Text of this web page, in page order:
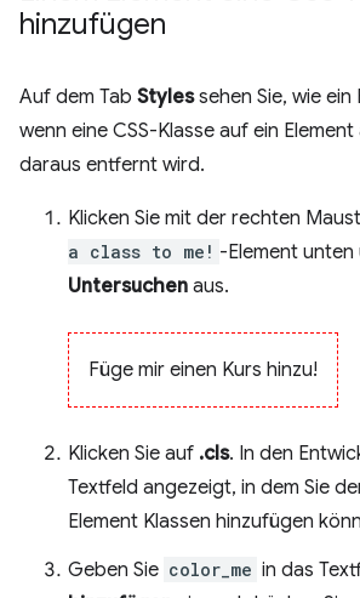
hinzufügen
Auf dem Tab Stylessehen Sie, wie ein
wenn eine CSS-Klasse auf ein
daraus entfernt wird.
Klicken Sie mit der rechten
a class to me! -Element unten
Untersuchen aus.
Füge mir einen Kurs hinzu!
Klicken Sie auf .cls. In den
Textfeld angezeigt, in dem Sie
Element Klassen hinzufügen
Geben Sie color_me in das